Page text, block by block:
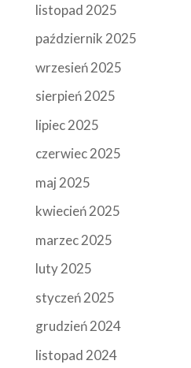
listopad 2025
październik 2025
wrzesień 2025
sierpień 2025
lipiec 2025
czerwiec 2025
maj 2025
kwiecień 2025
marzec 2025
luty 2025
styczeń 2025
grudzień 2024
listopad 2024